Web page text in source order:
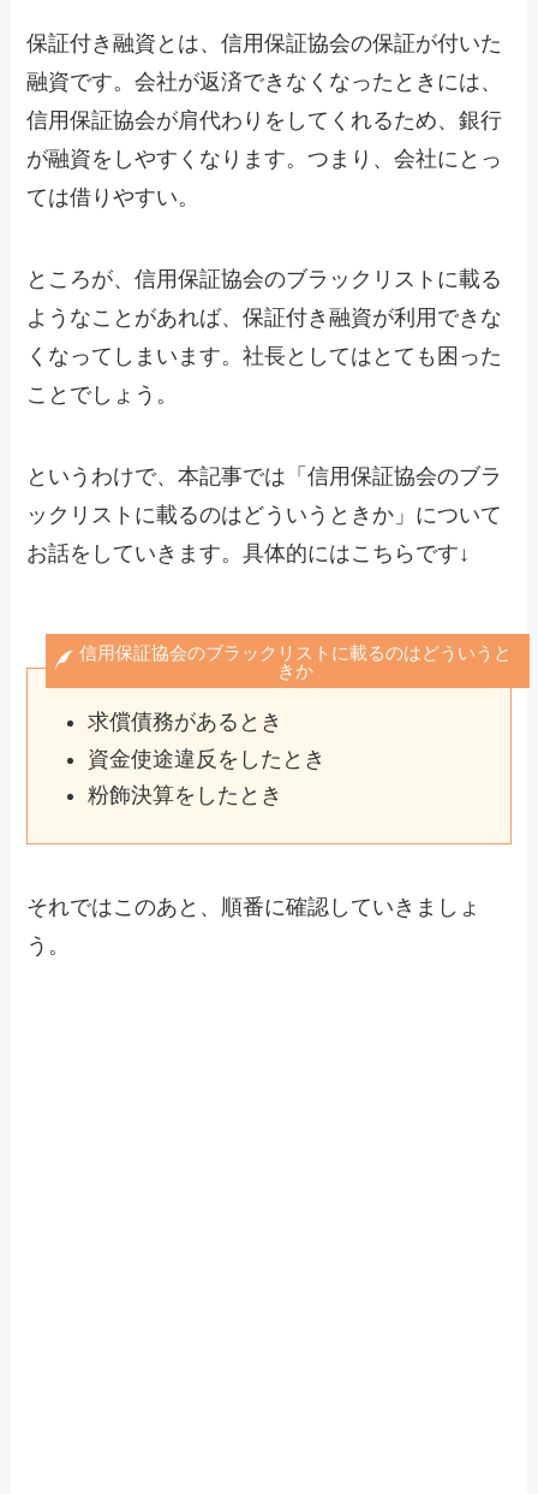
保証付き融資とは、信用保証協会の保証が付いた
融資です。会社が返済できなくなったときには、
信用保証協会が肩代わりをしてくれるため、銀行
が融資をしやすくなります。つまり、会社にとっ
ては借りやすい。
ところが、信用保証協会のブラックリストに載る
ようなことがあれば、保証付き融資が利用できな
くなってしまいます。社長としてはとても困った
ことでしょう。
というわけで、本記事では「信用保証協会のブラ
ックリストに載るのはどういうときか」について
お話をしていきます。具体的にはこちらです↓
信用保証協会のブラックリストに載るのはどういうと
きか
求償債務があるとき
資金使途違反をしたとき
粉飾決算をしたとき
それではこのあと、順番に確認していきましょ
う。